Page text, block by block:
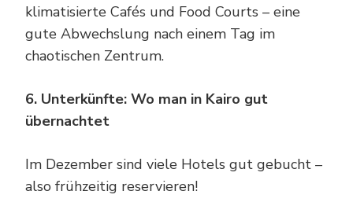
klimatisierte Cafés und Food Courts – eine
gute Abwechslung nach einem Tag im
chaotischen Zentrum.
6. Unterkünfte: Wo man in Kairo gut
übernachtet
Im Dezember sind viele Hotels gut gebucht –
also frühzeitig reservieren!